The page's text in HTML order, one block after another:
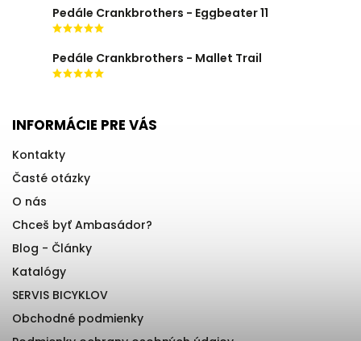
Pedále Crankbrothers - Eggbeater 11
Pedále Crankbrothers - Mallet Trail
INFORMÁCIE PRE VÁS
Kontakty
Časté otázky
O nás
Chceš byť Ambasádor?
Blog - Články
Katalógy
SERVIS BICYKLOV
Obchodné podmienky